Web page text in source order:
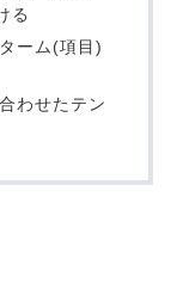
る
ーム(項目)
わせたテン